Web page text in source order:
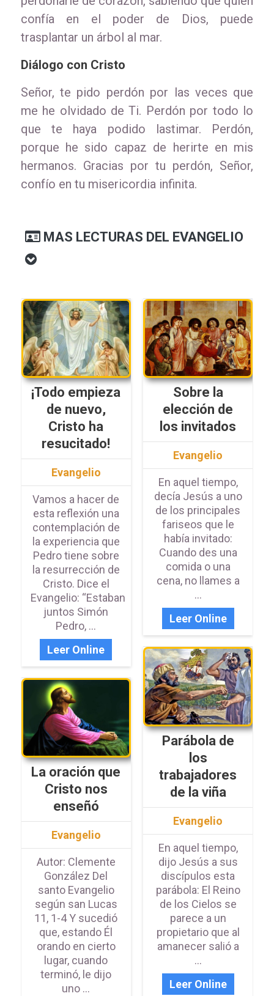
confía en el poder de Dios, puede
trasplantar un árbol al mar.
Diálogo con Cristo
Señor, te pido perdón por las veces que
me he olvidado de Ti. Perdón por todo lo
que te haya podido lastimar. Perdón,
porque he sido capaz de herirte en mis
hermanos. Gracias por tu perdón, Señor,
confío en tu misericordia infinita.
MAS LECTURAS DEL EVANGELIO
¡Todo empieza
de nuevo,
Cristo ha
resucitado!
Evangelio
Vamos a hacer de
esta reflexión una
contemplación de
la experiencia que
Pedro tiene sobre
la resurrección de
Cristo. Dice el
Evangelio: “Estaban
juntos Simón
Pedro, ...
Leer Online
Sobre la
elección de
los invitados
Evangelio
En aquel tiempo,
decía Jesús a uno
de los principales
fariseos que le
había invitado:
Cuando des una
comida o una
cena, no llames a
...
Leer Online
Parábola de
los
trabajadores
de la viña
Evangelio
En aquel tiempo,
dijo Jesús a sus
discípulos esta
parábola: El Reino
de los Cielos se
parece a un
propietario que al
amanecer salió a
...
Leer Online
La oración que
Cristo nos
enseñó
Evangelio
Autor: Clemente
González Del
santo Evangelio
según san Lucas
11, 1-4 Y sucedió
que, estando Él
orando en cierto
lugar, cuando
terminó, le dijo
uno ...